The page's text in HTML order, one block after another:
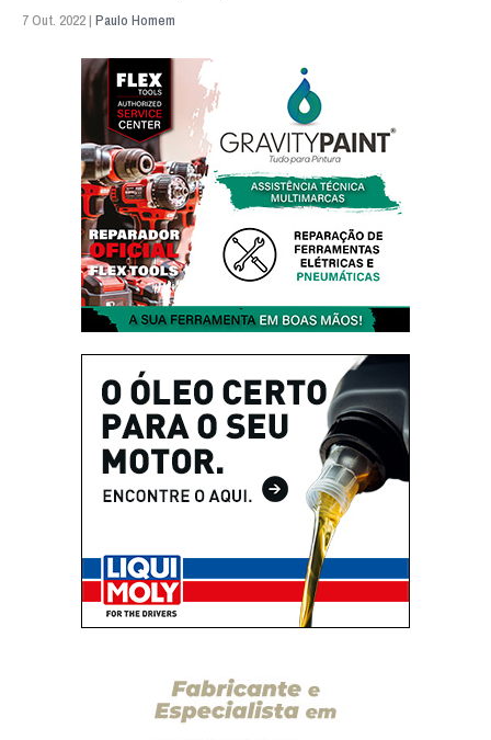
7 Out. 2022 | Paulo Homem